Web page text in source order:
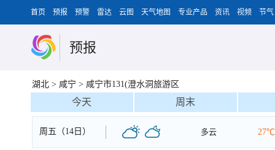
首页 预报 预警 雷达 云图 天气地图 专业产品 资讯 视频 节气
预报
湖北 > 咸宁 > 咸宁市131(澄水洞旅游区
今天 周末
周五（14日） 多云 27℃